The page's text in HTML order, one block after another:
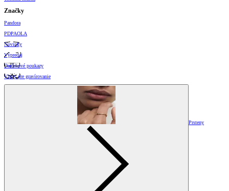
Značky
Pandora
PDPAOLA
Novinky
Výpredaj
Darčekové poukazy
Vzory pre gravírovanie
Prsteny